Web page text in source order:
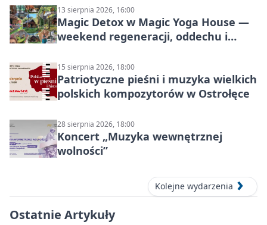
Mazowsza do Korony”
13 sierpnia 2026, 16:00
Magic Detox w Magic Yoga House —
weekend regeneracji, oddechu i
15 sierpnia 2026, 18:00
Patriotyczne pieśni i muzyka wielkich
polskich kompozytorów w Ostrołęce
28 sierpnia 2026, 18:00
Koncert „Muzyka wewnętrznej
wolności”
Kolejne wydarzenia
Ostatnie Artykuły